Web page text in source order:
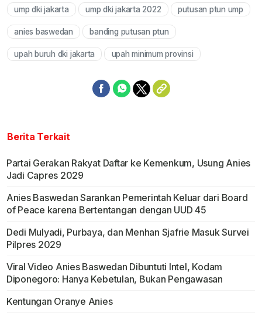
Mute
ump dki jakarta ump dki jakarta 2022 putusan ptun ump
anies baswedan banding putusan ptun
upah buruh dki jakarta upah minimum provinsi
Berita Terkait
Partai Gerakan Rakyat Daftar ke Kemenkum, Usung Anies
Jadi Capres 2029
Anies Baswedan Sarankan Pemerintah Keluar dari Board
of Peace karena Bertentangan dengan UUD 45
Dedi Mulyadi, Purbaya, dan Menhan Sjafrie Masuk Survei
Pilpres 2029
Viral Video Anies Baswedan Dibuntuti Intel, Kodam
Diponegoro: Hanya Kebetulan, Bukan Pengawasan
Kentungan Oranye Anies